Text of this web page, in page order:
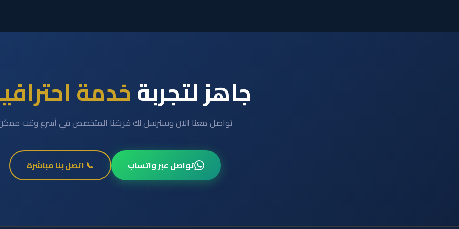
جاهز لتجربةخدمة
تواصل معنا الآن وسنرسل لك فريقنا المتخصص في أسرع وقت
تواصل عبر واتساب 📞 اتصل بنا مباشرة